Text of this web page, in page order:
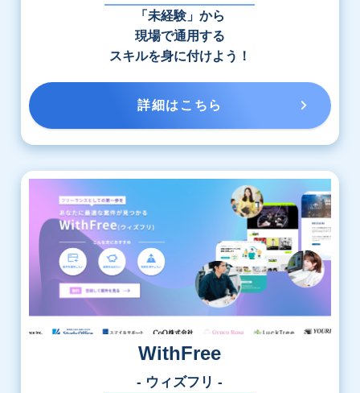
「未経験」から
現場で通用する
スキルを身に付けよう！
詳細はこちら
WithFree
- ウィズフリ -